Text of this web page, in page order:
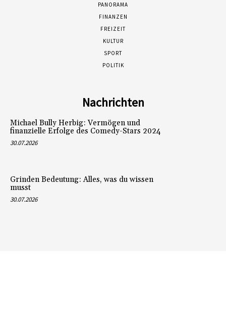
PANORAMA
FINANZEN
FREIZEIT
KULTUR
SPORT
POLITIK
Nachrichten
Michael Bully Herbig: Vermögen und
finanzielle Erfolge des Comedy-Stars 2024
30.07.2026
Grinden Bedeutung: Alles, was du wissen
musst
30.07.2026